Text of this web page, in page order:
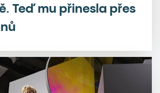
Teď mu přinesla přes